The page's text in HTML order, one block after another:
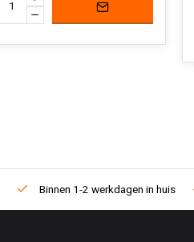
Binnen 1-2 werkdagen in huis